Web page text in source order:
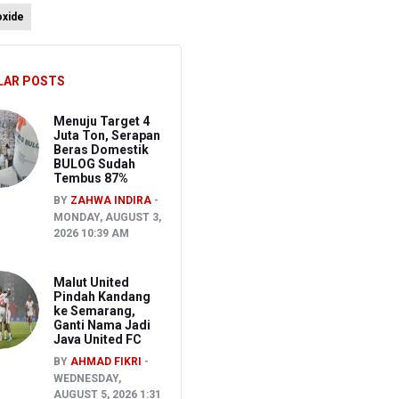
1-1
POSTS
Menuju Target 4
Juta Ton, Serapan
Beras Domestik
BULOG Sudah
Tembus 87%
BY ZAHWA INDIRA
MONDAY, AUGUST 3,
2026 10:39 AM
Malut United
Pindah Kandang
ke Semarang,
Ganti Nama Jadi
Java United FC
BY AHMAD FIKRI
WEDNESDAY,
AUGUST 5, 2026 1:31